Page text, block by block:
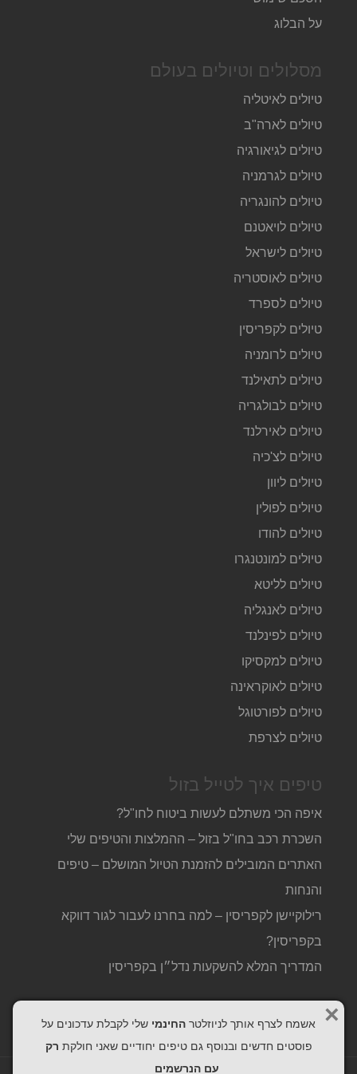
אשמח לצרף אותך לניוזלטר החינמי שלי לקבלת עדכונים על
פוסטים חדשים ובנוסף גם טיפים יחודיים שאני חולקת רק
עם הנרשמים
×
על הבלוג
מסלולים וטיולים בעולם
טיולים לאיטליה
טיולים לארה"ב
טיולים לגיאורגיה
טיולים לגרמניה
טיולים להונגריה
טיולים לויאטנם
טיולים לישראל
טיולים לאוסטריה
טיולים לספרד
טיולים לקפריסין
טיולים לרומניה
טיולים לתאילנד
טיולים לבולגריה
טיולים לאירלנד
טיולים לצ'כיה
טיולים ליוון
טיולים לפולין
טיולים להודו
טיולים למונטנגרו
טיולים לליטא
טיולים לאנגליה
טיולים לפינלנד
טיולים למקסיקו
טיולים לאוקראינה
טיולים לפורטוגל
טיולים לצרפת
טיפים איך לטייל בזול
איפה הכי משתלם לעשות ביטוח לחו"ל?
השכרת רכב בחו"ל בזול – ההמלצות והטיפים שלי
האתרים המובילים להזמנת הטיול המושלם – טיפים
והנחות
רילוקיישן לקפריסין – למה בחרנו לעבור לגור דווקא
בקפריסין?
המדריך המלא להשקעות נדל״ן בקפריסין